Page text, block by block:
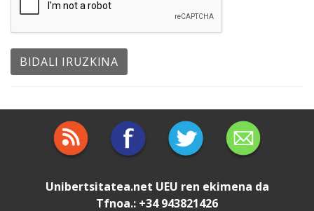
Unibertsitatea.net UEU ren ekimena da
Tfnoa.: +34 943821426